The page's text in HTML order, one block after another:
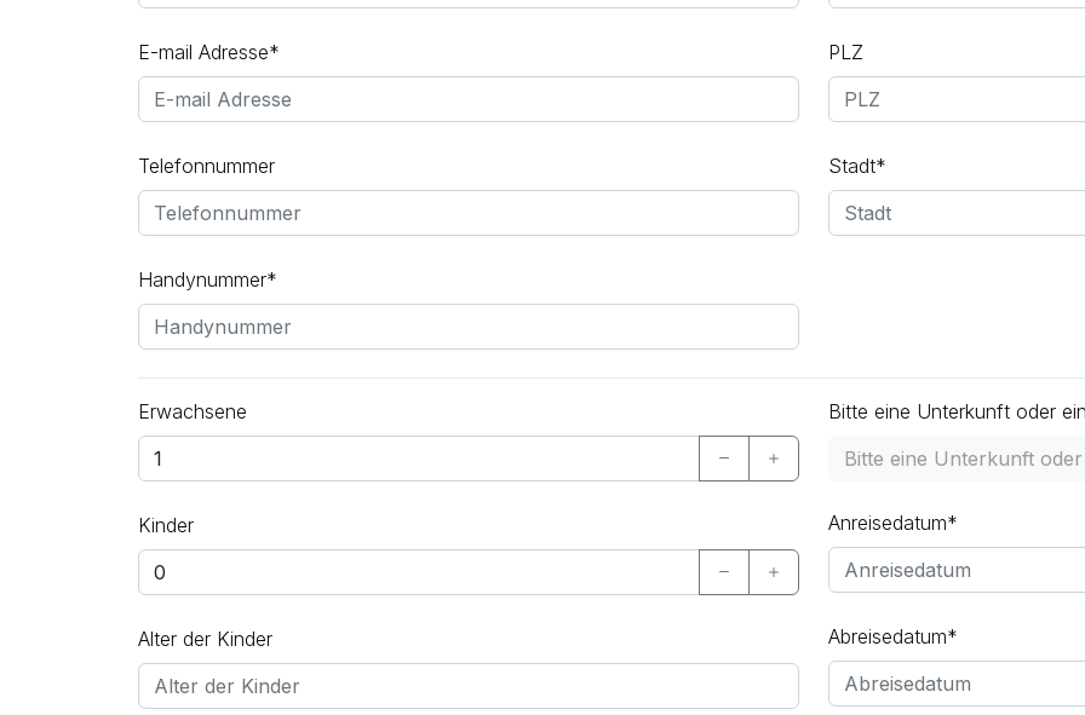
E-mail Adresse*
Telefonnummer
Handynummer*
PLZ
Stadt*
Erwachsene
Kinder
Alter der Kinder
Bitte eine Unterkunft oder
Bitte eine Unterkunft
Anreisedatum*
Abreisedatum*